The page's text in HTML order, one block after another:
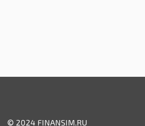
© 2024 FINANSIM.RU